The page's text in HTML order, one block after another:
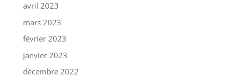
avril 2023
mars 2023
février 2023
janvier 2023
décembre 2022